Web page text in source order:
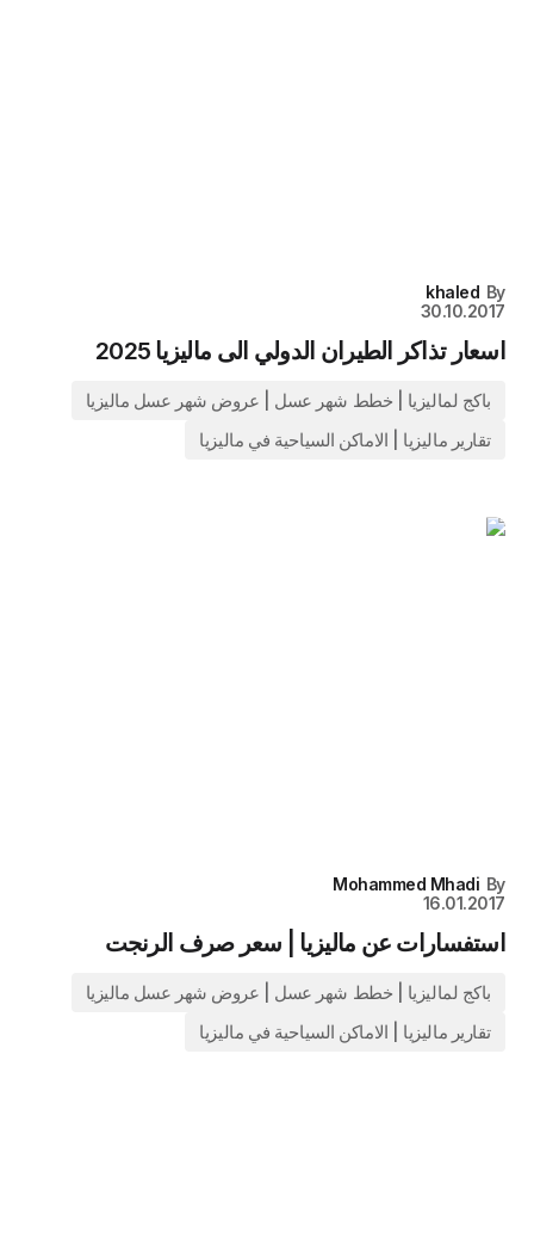
By
khaled
30.10.2017
اسعار تذاكر الطيران الدولي الى ماليزيا 2025
باكج لماليزيا | خطط شهر عسل | عروض شهر عسل ماليزيا
تقارير ماليزيا | الاماكن السياحية في ماليزيا
By
Mohammed Mhadi
16.01.2017
استفسارات عن ماليزيا | سعر صرف الرنجت
باكج لماليزيا | خطط شهر عسل | عروض شهر عسل ماليزيا
تقارير ماليزيا | الاماكن السياحية في ماليزيا